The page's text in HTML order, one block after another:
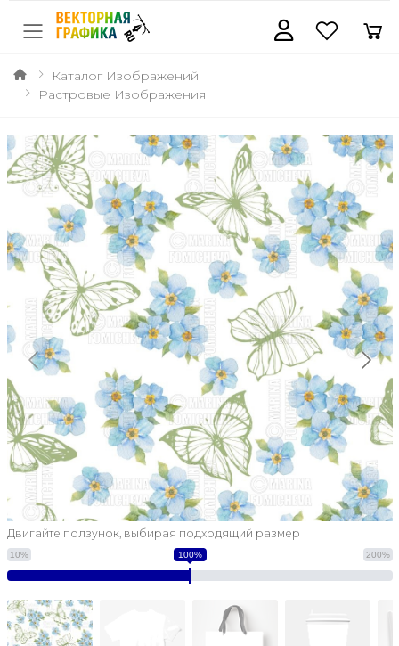
Каталог Изображений
Растровые Изображения
Двигайте ползунок, выбирая подходящий размер
10% 200%
100%